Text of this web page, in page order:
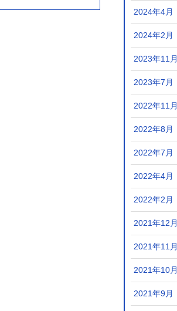
2024年4月
2024年2月
2023年11月
2023年7月
2022年11月
2022年8月
2022年7月
2022年4月
2022年2月
2021年12月
2021年11月
2021年10月
2021年9月